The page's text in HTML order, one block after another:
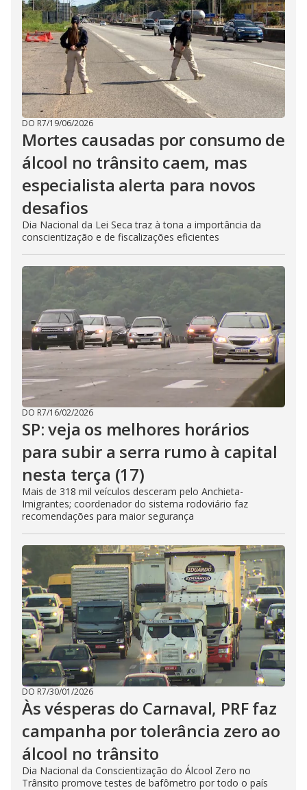
DO R7/19/06/2026
Mortes causadas por consumo de
álcool no trânsito caem, mas
especialista alerta para novos
desafios
Dia Nacional da Lei Seca traz à tona a importância da
conscientização e de fiscalizações eficientes
DO R7/16/02/2026
SP: veja os melhores horários
para subir a serra rumo à capital
nesta terça (17)
Mais de 318 mil veículos desceram pelo Anchieta-
Imigrantes; coordenador do sistema rodoviário faz
recomendações para maior segurança
DO R7/30/01/2026
Às vésperas do Carnaval, PRF faz
campanha por tolerância zero ao
álcool no trânsito
Dia Nacional da Conscientização do Álcool Zero no
Trânsito promove testes de bafômetro por todo o país